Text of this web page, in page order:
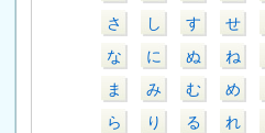
さ
し す せ
な
に ぬ ね
ま
み む め
ら
り る れ